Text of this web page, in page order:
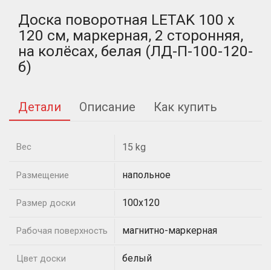
Доска поворотная LETAK 100 x
120 см, маркерная, 2 сторонняя,
на колёсах, белая (ЛД-П-100-120-
б)
Детали Описание Как купить
Вес 15 kg
Размещение напольное
Размер доски 100х120
Рабочая поверхность магнитно-маркерная
Цвет доски белый